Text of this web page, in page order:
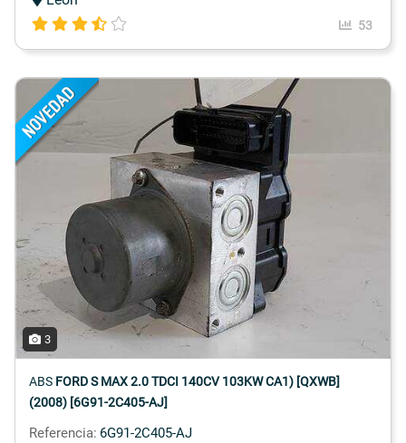
53
3
ABS FORD S MAX 2.0 TDCI 140CV 103KW CA1) [QXWB]
(2008) [6G91-2C405-AJ]
Referencia: 6G91-2C405-AJ